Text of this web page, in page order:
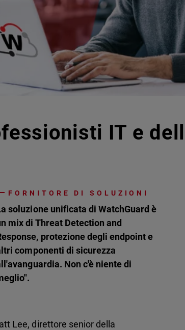
IT e
FORNITORE DI SOLUZIONI
soluzione unificata di WatchGuard è
mix di Threat Detection and
protezione degli endpoint e
componenti di sicurezza
Non c'è niente di
Lee, direttore senior della